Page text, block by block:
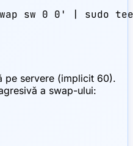
sw 0 0' | sudo
pe servere (implicit 60).
a swap-ului: